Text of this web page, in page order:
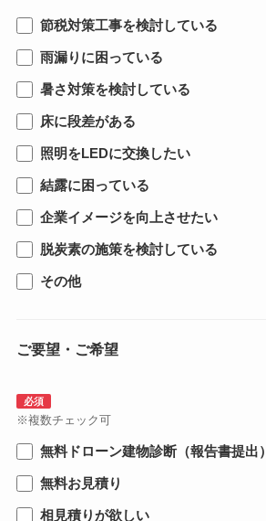
節税対策工事を検討している
雨漏りに困っている
暑さ対策を検討している
床に段差がある
照明をLEDに交換したい
結露に困っている
企業イメージを向上させたい
脱炭素の施策を検討している
その他
ご要望・ご希望
必須
※複数チェック可
無料ドローン建物診断（報告書提出）
無料お見積り
相見積りが欲しい